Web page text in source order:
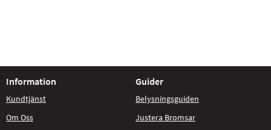
Information
Kundtjänst
Om Oss
Guider
Belysningsguiden
Justera Bromsar